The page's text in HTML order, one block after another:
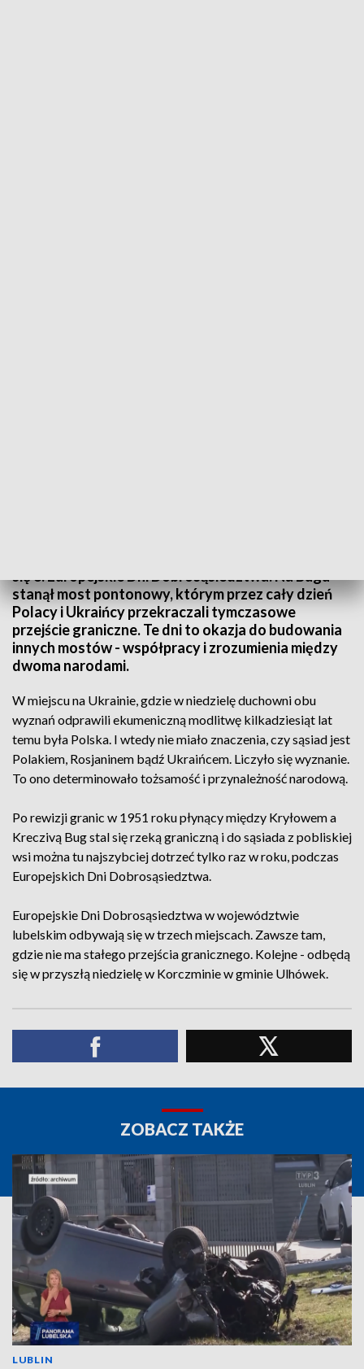
się 8. Europejskie Dni Dobrosąsiedztwa. Na Bugu
stanął most pontonowy, którym przez cały dzień
Polacy i Ukraińcy przekraczali tymczasowe
przejście graniczne. Te dni to okazja do budowania
innych mostów - współpracy i zrozumienia między
dwoma narodami.
W miejscu na Ukrainie, gdzie w niedzielę duchowni obu
wyznań odprawili ekumeniczną modlitwę kilkadziesiąt lat
temu była Polska. I wtedy nie miało znaczenia, czy sąsiad jest
Polakiem, Rosjaninem bądź Ukraińcem. Liczyło się wyznanie.
To ono determinowało tożsamość i przynależność narodową.
Po rewizji granic w 1951 roku płynący między Kryłowem a
Kreczivą Bug stal się rzeką graniczną i do sąsiada z pobliskiej
wsi można tu najszybciej dotrzeć tylko raz w roku, podczas
Europejskich Dni Dobrosąsiedztwa.
Europejskie Dni Dobrosąsiedztwa w województwie
lubelskim odbywają się w trzech miejscach. Zawsze tam,
gdzie nie ma stałego przejścia granicznego. Kolejne - odbędą
się w przyszłą niedzielę w Korczminie w gminie Ulhówek.
ZOBACZ TAKŻE
LUBLIN